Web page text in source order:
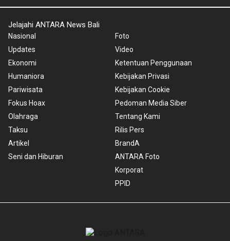
Jelajahi ANTARA News Bali
Nasional
Updates
Ekonomi
Humaniora
Pariwisata
Fokus Hoax
Olahraga
Taksu
Artikel
Seni dan Hiburan
Foto
Video
Ketentuan Penggunaan
Kebijakan Privasi
Kebijakan Cookie
Pedoman Media Siber
Tentang Kami
Rilis Pers
BrandA
ANTARA Foto
Korporat
PPID